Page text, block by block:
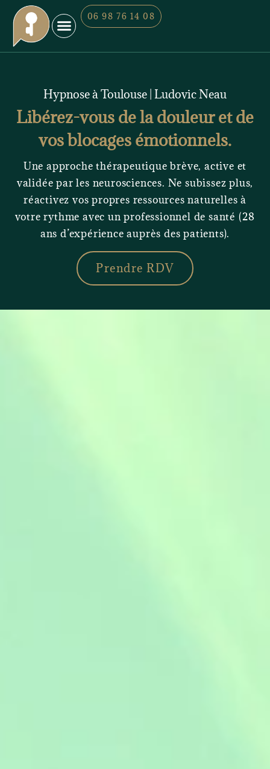
06 98 76 14 08
Hypnose à Toulouse | Ludovic Neau
Libérez-vous de la douleur et de
vos blocages émotionnels.
Une approche thérapeutique brève, active et
validée par les neurosciences. Ne subissez plus,
réactivez vos propres ressources naturelles à
votre rythme avec un professionnel de santé (28
ans d’expérience auprès des patients).
Prendre RDV